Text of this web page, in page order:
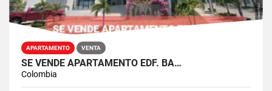
APARTAMENTO VENTA
SE VENDE APARTAMENTO EDF. BA…
Colombia